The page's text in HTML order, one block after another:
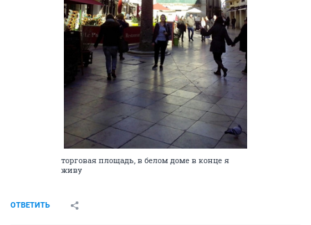
торговая площадь, в белом доме в конце я
живу
ОТВЕТИТЬ